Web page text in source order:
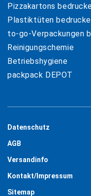
Pizzakartons
Plastiktüten
to-go-Verpackungen
Reinigungschemie
Betriebshygiene
packpack DEPOT
Datenschutz
AGB
Versandinfo
Kontakt/Impressum
Sitemap